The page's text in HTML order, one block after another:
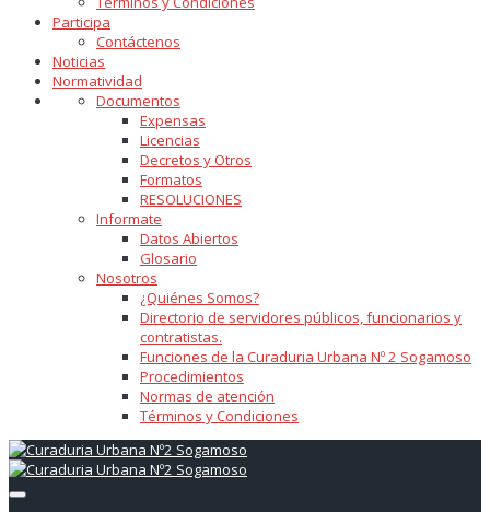
Participa
Contáctenos
Noticias
Normatividad
Documentos
Expensas
Licencias
Decretos y Otros
Formatos
RESOLUCIONES
Informate
Datos Abiertos
Glosario
Nosotros
¿Quiénes Somos?
Directorio de servidores públicos, funcionarios y
contratistas.
Funciones de la Curaduria Urbana Nº 2 Sogamoso
Procedimientos
Normas de atención
Términos y Condiciones